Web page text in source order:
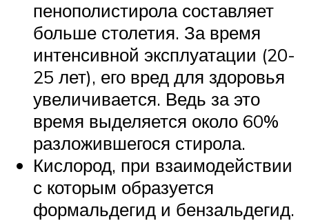
пенополистирола составляет
больше столетия. За время
интенсивной эксплуатации (20-
25 лет), его вред для здоровья
увеличивается. Ведь за это
время выделяется около 60%
разложившегося стирола.
Кислород, при взаимодействии
с которым образуется
формальдегид и бензальдегид.